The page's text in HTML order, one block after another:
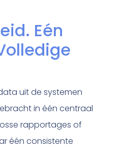
Eén
uit de systemen
in één centraal
rapportages of
één consistente